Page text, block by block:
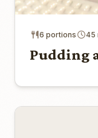
6 portions 45
Pudding